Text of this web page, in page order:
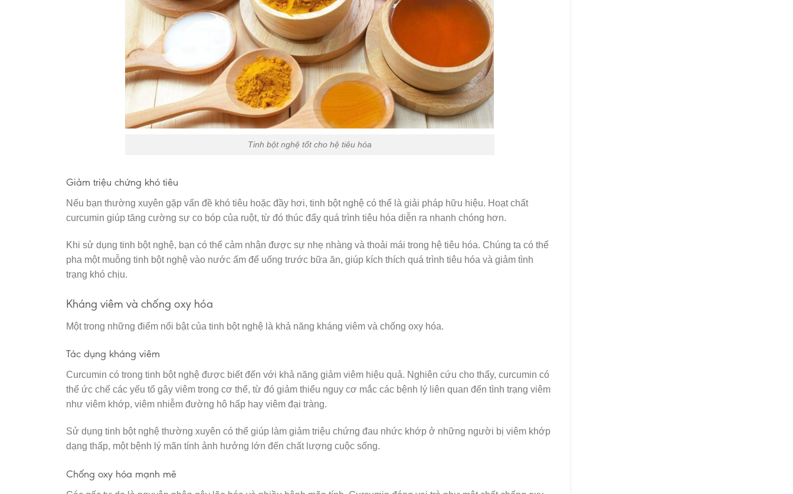
Tinh bột nghệ tốt cho hệ tiêu hóa
Giảm triệu chứng khó tiêu
Nếu bạn thường xuyên gặp vấn đề khó tiêu hoặc đầy hơi, tinh bột nghệ có thể là giải pháp hữu hiệu. Hoạt chất
curcumin giúp tăng cường sự co bóp của ruột, từ đó thúc đẩy quá trình tiêu hóa diễn ra nhanh chóng hơn.
Khi sử dụng tinh bột nghệ, bạn có thể cảm nhận được sự nhẹ nhàng và thoải mái trong hệ tiêu hóa. Chúng ta có thể
pha một muỗng tinh bột nghệ vào nước ấm để uống trước bữa ăn, giúp kích thích quá trình tiêu hóa và giảm tình
trạng khó chịu.
Kháng viêm và chống oxy hóa
Một trong những điểm nổi bật của tinh bột nghệ là khả năng kháng viêm và chống oxy hóa.
Tác dụng kháng viêm
Curcumin có trong tinh bột nghệ được biết đến với khả năng giảm viêm hiệu quả. Nghiên cứu cho thấy, curcumin có
thể ức chế các yếu tố gây viêm trong cơ thể, từ đó giảm thiểu nguy cơ mắc các bệnh lý liên quan đến tình trạng viêm
như viêm khớp, viêm nhiễm đường hô hấp hay viêm đại tràng.
Sử dụng tinh bột nghệ thường xuyên có thể giúp làm giảm triệu chứng đau nhức khớp ở những người bị viêm khớp
dạng thấp, một bệnh lý mãn tính ảnh hưởng lớn đến chất lượng cuộc sống.
Chống oxy hóa mạnh mẽ